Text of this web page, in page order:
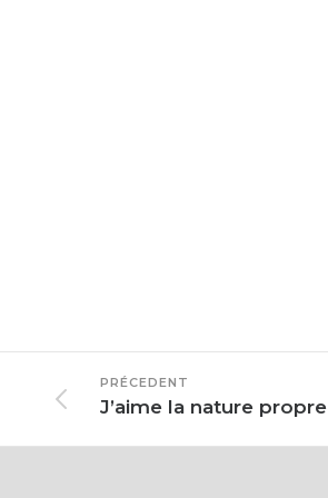
PRÉCEDENT
J’aime la nature propre